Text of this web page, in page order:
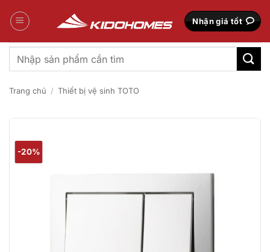
qua
Nhận giá tốt
Tìm
kiếm:
Trang chủ / Thiết bị vệ sinh TOTO
-20%